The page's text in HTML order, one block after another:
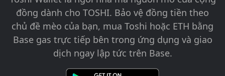
đồng dành cho TOSHI. Bảo vệ đồng tiền theo
chủ đề mèo của bạn, mua Toshi hoặc ETH bằng
Base gas trực tiếp bên trong ứng dụng và giao
dịch ngay lập tức trên Base.